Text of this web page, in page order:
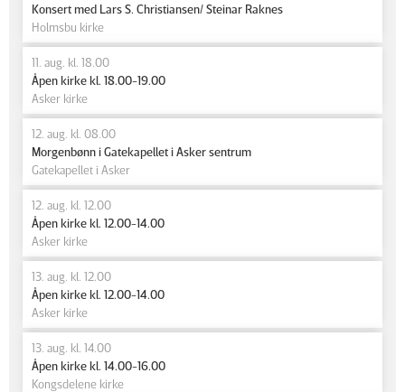
Konsert med Lars S. Christiansen/ Steinar Raknes
Holmsbu kirke
11. aug. kl. 18.00
Åpen kirke kl. 18.00-19.00
Asker kirke
12. aug. kl. 08.00
Morgenbønn i Gatekapellet i Asker sentrum
Gatekapellet i Asker
12. aug. kl. 12.00
Åpen kirke kl. 12.00-14.00
Asker kirke
13. aug. kl. 12.00
Åpen kirke kl. 12.00-14.00
Asker kirke
13. aug. kl. 14.00
Åpen kirke kl. 14.00-16.00
Kongsdelene kirke